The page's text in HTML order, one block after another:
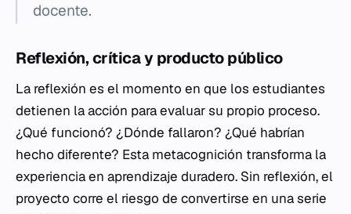
docente.
Reflexión, crítica y producto público
La reflexión es el momento en que los estudiantes
detienen la acción para evaluar su propio proceso.
¿Qué funcionó? ¿Dónde fallaron? ¿Qué habrían
hecho diferente? Esta metacognición transforma la
experiencia en aprendizaje duradero. Sin reflexión, el
proyecto corre el riesgo de convertirse en una serie